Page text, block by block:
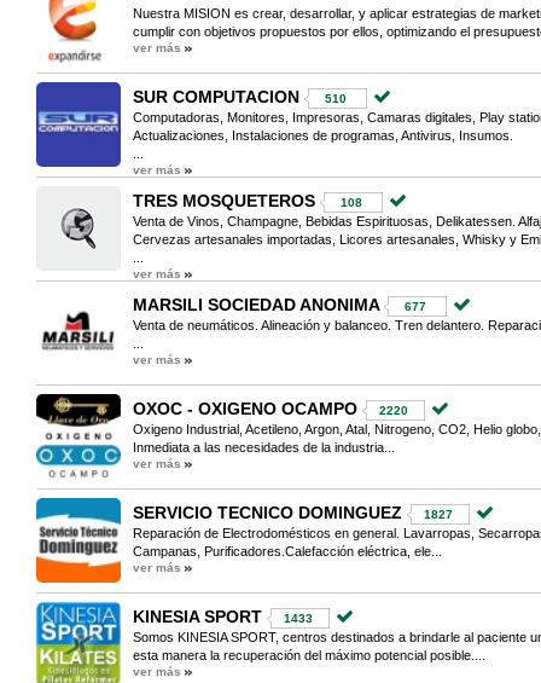
Nuestra MISION es crear, desarrollar, y aplicar estrategias de
cumplir con objetivos propuestos por ellos, optimizando el
ver más
SUR COMPUTACION 510
Computadoras, Monitores, Impresoras, Camaras digitales, Play
Actualizaciones, Instalaciones de programas, Antivirus, Insumos.
ver más
TRES MOSQUETEROS 108
Venta de Vinos, Champagne, Bebidas Espirituosas, Delikatessen.
Cervezas artesanales importadas, Licores artesanales, Whisky y
ver más
MARSILI SOCIEDAD ANONIMA 677
Venta de neumáticos. Alineación y balanceo. Tren delantero.
ver más
OXOC - OXIGENO OCAMPO 2220
Oxigeno Industrial, Acetileno, Argon, Atal, Nitrogeno, CO2, Helio
Inmediata a las necesidades de la industria...
ver más
SERVICIO TECNICO DOMINGUEZ 1827
Reparación de Electrodomésticos en general. Lavarropas,
Campanas, Purificadores.Calefacción eléctrica, ele...
ver más
KINESIA SPORT 1433
Somos KINESIA SPORT, centros destinados a brindarle al paciente
esta manera la recuperación del máximo potencial posible....
ver más